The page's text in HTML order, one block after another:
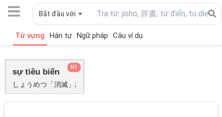
Bắt đầu với
Từ vựng Hán tự Ngữ pháp Câu ví dụ
sự tiêu biến
しょうめつ「消滅」;
N1